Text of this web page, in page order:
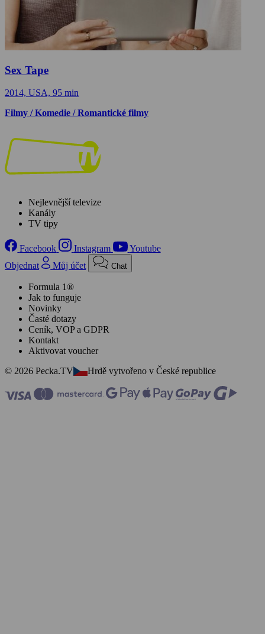
Sex Tape
2014, USA, 95 min
Filmy / Komedie / Romantické filmy
Nejlevnější televize
Kanály
TV tipy
Facebook Instagram
Youtube
Objednat
Můj účet Chat
Formula 1®
Jak to funguje
Novinky
Časté dotazy
Ceník, VOP a GDPR
Kontakt
Aktivovat voucher
© 2026 Pecka.TV
Hrdě vytvořeno v České republice